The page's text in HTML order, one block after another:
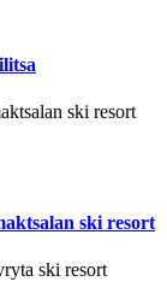
ski resort